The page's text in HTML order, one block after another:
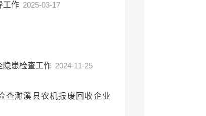
工作 2025-03-17
隐患检查工作 2024-11-25
查濉溪县农机报废回收企业